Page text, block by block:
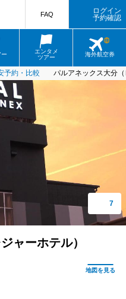
エンタメ
ツアー
海外航空券
FAQ
ログイン
予約確認
予約・比較 パルアネックス大分
ャーホテル）